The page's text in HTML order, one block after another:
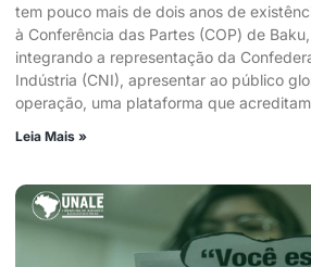
tem pouco mais de dois anos de
à Conferência das Partes (COP) de
integrando a representação da
Indústria (CNI), apresentar ao público
operação, uma plataforma que
Leia Mais »